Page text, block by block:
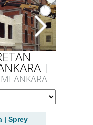
|
ANKARA
| Sprey